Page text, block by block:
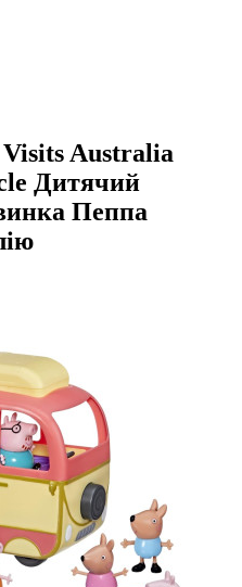
Visits Australia
Дитячий
Пеппа